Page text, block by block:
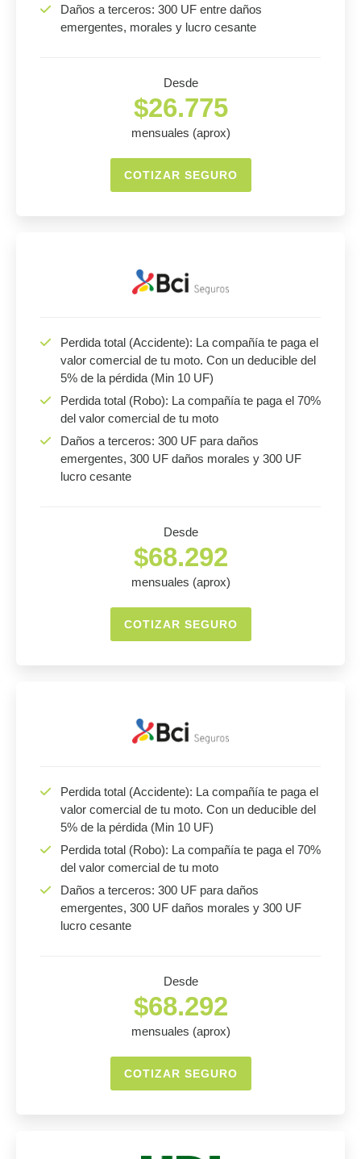
Daños a terceros: 300 UF entre daños
emergentes, morales y lucro cesante
Desde
$26.775
mensuales (aprox)
COTIZAR SEGURO
Perdida total (Accidente): La compañía te paga el
valor comercial de tu moto. Con un deducible del
5% de la pérdida (Min 10 UF)
Perdida total (Robo): La compañía te paga el 70%
del valor comercial de tu moto
Daños a terceros: 300 UF para daños
emergentes, 300 UF daños morales y 300 UF
lucro cesante
Desde
$68.292
mensuales (aprox)
COTIZAR SEGURO
Perdida total (Accidente): La compañía te paga el
valor comercial de tu moto. Con un deducible del
5% de la pérdida (Min 10 UF)
Perdida total (Robo): La compañía te paga el 70%
del valor comercial de tu moto
Daños a terceros: 300 UF para daños
emergentes, 300 UF daños morales y 300 UF
lucro cesante
Desde
$68.292
mensuales (aprox)
COTIZAR SEGURO